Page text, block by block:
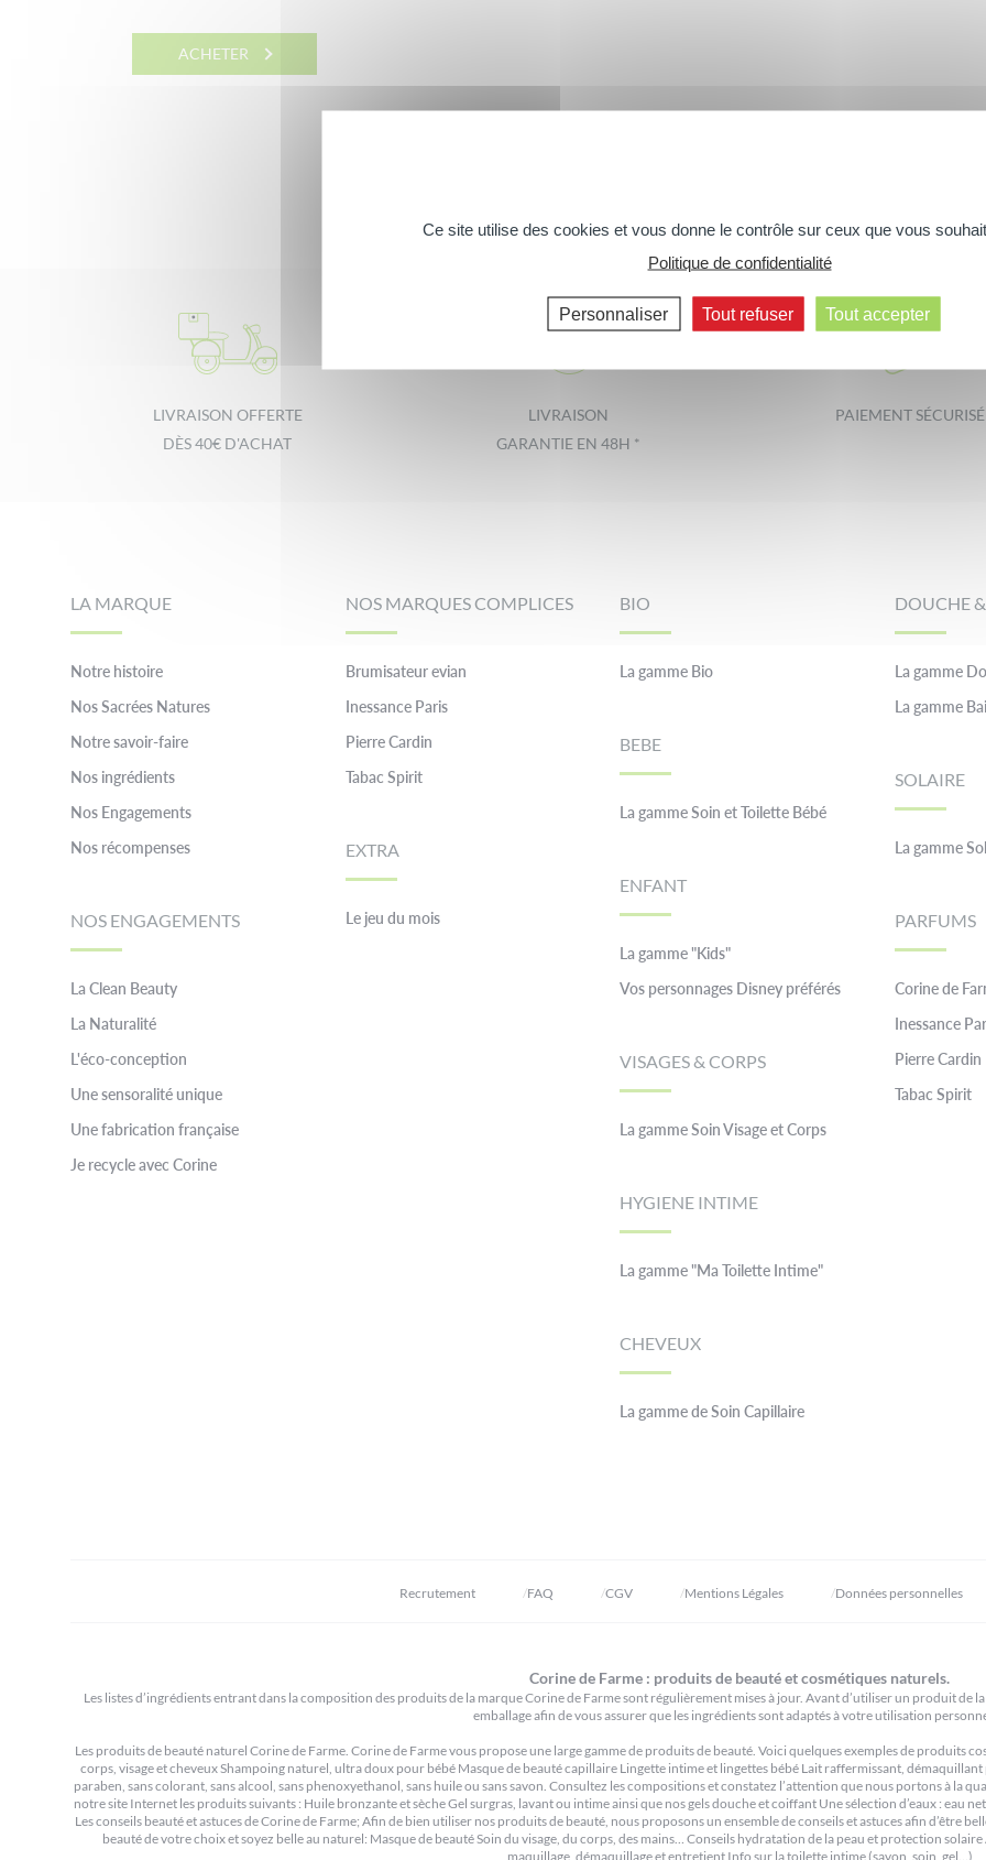
ACHETER
LIVRAISON OFFERTE
DÈS 40€ D'ACHAT
LIVRAISON
GARANTIE EN 48H *
PAIEMENT SÉCURISÉ
LA MARQUE
Notre histoire
Nos Sacrées Natures
Notre savoir-faire
Nos ingrédients
Nos Engagements
Nos récompenses
NOS ENGAGEMENTS
La Clean Beauty
La Naturalité
L'éco-conception
Une sensoralité unique
Une fabrication française
Je recycle avec Corine
NOS MARQUES COMPLICES
Brumisateur evian
Inessance Paris
Pierre Cardin
Tabac Spirit
EXTRA
Le jeu du mois
BIO
La gamme Bio
BEBE
La gamme Soin et Toilette Bébé
ENFANT
La gamme "Kids"
Vos personnages Disney préférés
VISAGES & CORPS
La gamme Soin Visage et Corps
HYGIENE INTIME
La gamme "Ma Toilette Intime"
CHEVEUX
La gamme de Soin Capillaire
DOUCHE
La gamme
La gamme
SOLAIRE
La gamme
PARFUMS
Corine de
Inessance
Pierre Cardin
Tabac Spirit
Recrutement FAQ CGV Mentions Légales Données personnelles
Corine de Farme : produits de beauté et cosmétiques naturels.
Les listes d’ingrédients entrant dans la composition des produits de la marque Corine de Farme sont régulièrement mises à jour. Avant d’utiliser un produit de
emballage afin de vous assurer que les ingrédients sont adaptés à votre utilisation
Les produits de beauté naturel Corine de Farme. Corine de Farme vous propose une large gamme de produits de beauté. Voici quelques exemples de produits
corps, visage et cheveux Shampoing naturel, ultra doux pour bébé Masque de beauté capillaire Lingette intime et lingettes bébé Lait raffermissant,
paraben, sans colorant, sans alcool, sans phenoxyethanol, sans huile ou sans savon. Consultez les compositions et constatez l’attention que nous portons à la
notre site Internet les produits suivants : Huile bronzante et sèche Gel surgras, lavant ou intime ainsi que nos gels douche et coiffant Une sélection d’eaux : eau
Les conseils beauté et astuces de Corine de Farme; Afin de bien utiliser nos produits de beauté, nous proposons un ensemble de conseils et astuces afin d’être
beauté de votre choix et soyez belle au naturel: Masque de beauté Soin du visage, du corps, des mains… Conseils hydratation de la peau et protection
maquillage, démaquillage et entretient Info sur la toilette intime (savon, soin, gel…)
Ce site utilise des cookies et vous donne le contrôle sur ceux que vous
Politique de confidentialité
Personnaliser Tout refuser Tout accepter